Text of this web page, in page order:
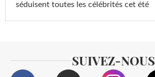
séduisent toutes les célébrités cet été
SUIVEZ-NOUS